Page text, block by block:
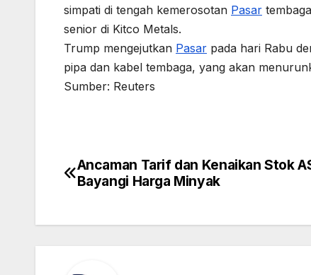
simpati di tengah kemerosotan Pasar
senior di Kitco Metals.
Trump mengejutkan Pasar pada hari Rabu
pipa dan kabel tembaga, yang akan
Sumber: Reuters
Post
navigation
Ancaman Tarif dan Kenaikan Stok
Bayangi Harga Minyak